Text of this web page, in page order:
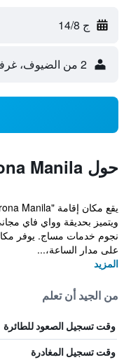
ج 14/8
2 من الضيوف، غرفة واحدة
حول Hotel La Corona Manila
نجوم خدمات مساج. يوفر
على مدار الساعة،...
المزيد
من الجيد أن تعلم
وقت تسجيل الصعود للطائرة
وقت تسجيل المغادرة